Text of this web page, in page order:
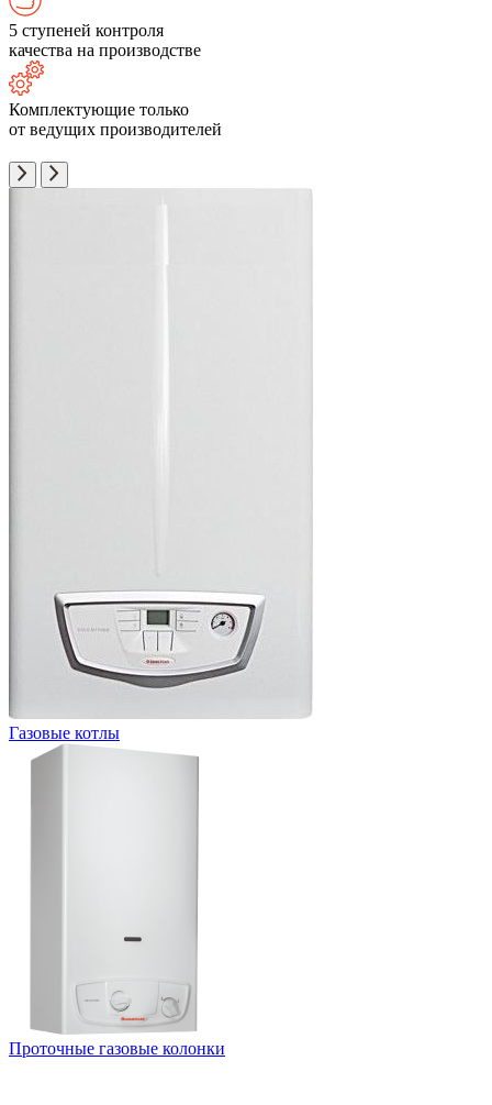
5 ступеней контроля
качества на производстве
Комплектующие только
от ведущих производителей
Газовые котлы
Проточные газовые колонки